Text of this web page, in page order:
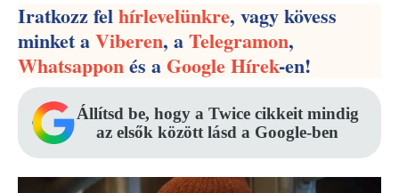
Iratkozz felhírlevelünkre, vagy kövess
minket aViberen, aTelegramon,
Whatsapponés aGoogle Hírek-en!
Állítsd be, hogy a Twice cikkeit mindig
az elsők között lásd a Google-ben